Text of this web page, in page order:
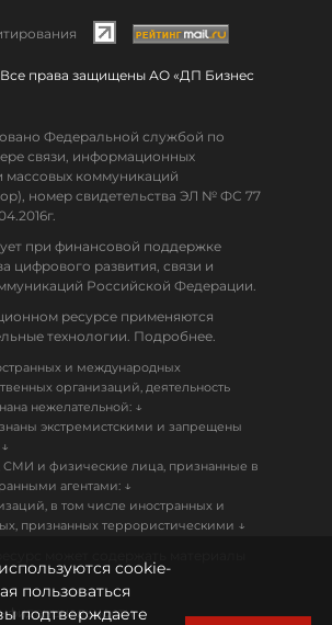
Все права защищены АО «ДП Бизнес
Федеральной службой по
связи, информационных
массовых коммуникаций
номер свидетельства ЭЛ № ФС 77
при финансовой поддержке
цифрового развития, связи и
Российской Федерации.
ресурсе применяются
технологии. Подробнее.
и международных
организаций, деятельность
нежелательной: ↓
экстремистскими и запрещены
↓
СМИ и физические лица, признанные в
агентами: ↓
в том числе иностранных и
признанных террористическими ↓
cookie-
пользоваться
подтверждаете